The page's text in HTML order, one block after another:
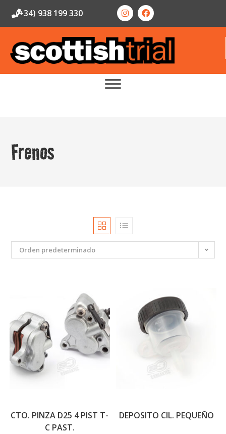
(+34) 938 199 330
Frenos
Orden predeterminado
CTO. PINZA D25 4 PIST T-
C PAST.
DEPOSITO CIL. PEQUEÑO